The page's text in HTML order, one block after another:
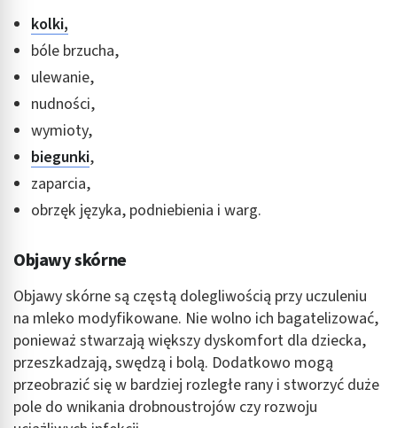
kolki,
bóle brzucha,
ulewanie,
nudności,
wymioty,
biegunki,
zaparcia,
obrzęk języka, podniebienia i warg.
Objawy skórne
Objawy skórne są częstą dolegliwością przy uczuleniu
na mleko modyfikowane. Nie wolno ich bagatelizować,
ponieważ stwarzają większy dyskomfort dla dziecka,
przeszkadzają, swędzą i bolą. Dodatkowo mogą
przeobrazić się w bardziej rozległe rany i stworzyć duże
pole do wnikania drobnoustrojów czy rozwoju